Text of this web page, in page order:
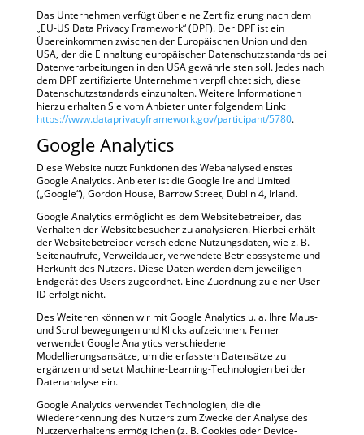
Das Unternehmen verfügt über eine Zertifizierung nach dem
„EU-US Data Privacy Framework“ (DPF). Der DPF ist ein
Übereinkommen zwischen der Europäischen Union und den
USA, der die Einhaltung europäischer Datenschutzstandards bei
Datenverarbeitungen in den USA gewährleisten soll. Jedes nach
dem DPF zertifizierte Unternehmen verpflichtet sich, diese
Datenschutzstandards einzuhalten. Weitere Informationen
hierzu erhalten Sie vom Anbieter unter folgendem Link:
https://www.dataprivacyframework.gov/participant/5780.
Google Analytics
Diese Website nutzt Funktionen des Webanalysedienstes
Google Analytics. Anbieter ist die Google Ireland Limited
(„Google“), Gordon House, Barrow Street, Dublin 4, Irland.
Google Analytics ermöglicht es dem Websitebetreiber, das
Verhalten der Websitebesucher zu analysieren. Hierbei erhält
der Websitebetreiber verschiedene Nutzungsdaten, wie z. B.
Seitenaufrufe, Verweildauer, verwendete Betriebssysteme und
Herkunft des Nutzers. Diese Daten werden dem jeweiligen
Endgerät des Users zugeordnet. Eine Zuordnung zu einer User-
ID erfolgt nicht.
Des Weiteren können wir mit Google Analytics u. a. Ihre Maus-
und Scrollbewegungen und Klicks aufzeichnen. Ferner
verwendet Google Analytics verschiedene
Modellierungsansätze, um die erfassten Datensätze zu
ergänzen und setzt Machine-Learning-Technologien bei der
Datenanalyse ein.
Google Analytics verwendet Technologien, die die
Wiedererkennung des Nutzers zum Zwecke der Analyse des
Nutzerverhaltens ermöglichen (z. B. Cookies oder Device-